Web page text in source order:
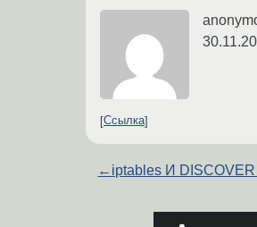
Ссылка
← iptables И DISCOVER